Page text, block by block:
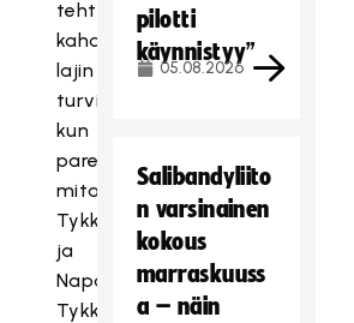
tehtiin
kahden
lajin
turvin,
kun
paremmuutta
mitattiin
Tykkivedossa
ja
Napakympissä.
Tykkivedossa
pilotti
käynnistyy”
05.08.2026
Salibandyliito
n varsinainen
kokous
marraskuuss
a – näin